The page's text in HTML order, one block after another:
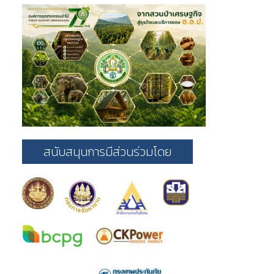
สนับสนุนการมีส่วนร่วมโดย